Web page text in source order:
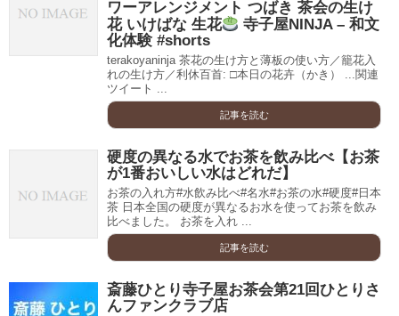
ワーアレンジメント つばき 茶会の生け
花 いけばな 生花
寺子屋NINJA – 和文
化体験 #shorts
terakoyaninja 茶花の生け方と薄板の使い方／籠花入
れの生け方／利休百首: □本日の花卉（かき） ...関連
ツイート ...
記事を読む
硬度の異なる水でお茶を飲み比べ【お茶
が1番おいしい水はどれだ】
お茶の入れ方#水飲み比べ#名水#お茶の水#硬度#日本
茶 日本全国の硬度が異なるお水を使ってお茶を飲み
比べました。 お茶を入れ ...
記事を読む
斎藤ひとり寺子屋お茶会第21回ひとりさ
んファンクラブ店